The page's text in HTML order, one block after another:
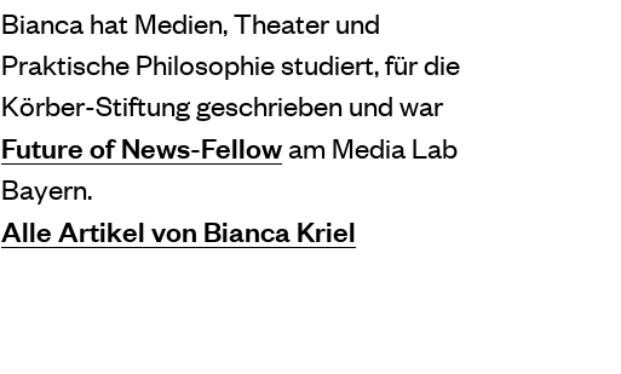
Bianca hat Medien, Theater und
Praktische Philosophie studiert, für die
Körber-Stiftung geschrieben und war
Future of News-Fellowam Media Lab
Bayern.
Alle Artikel von Bianca Kriel